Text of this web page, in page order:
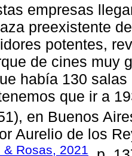
empresas
preexistente
potentes,
de cines muy
había 130
que ir a
en Buenos
Aurelio de los
Rosas, 2021